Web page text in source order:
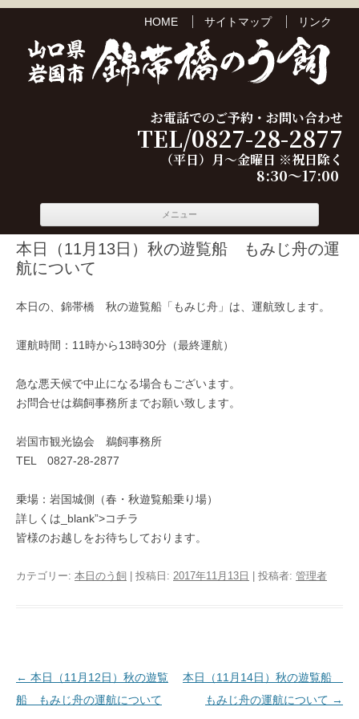
HOME サイトマップ リンク
お電話でのご予約・お問い合わせ
TEL/0827-28-2877
（平日）月～金曜日 ※祝日除く
8:30～17:00
メニュー
本日（11月13日）秋の遊覧船 もみじ舟の運
航について
本日の、錦帯橋 秋の遊覧船「もみじ舟」は、運航致します。
運航時間：11時から13時30分（最終運航）
急な悪天候で中止になる場合もございます。
お問合せは鵜飼事務所までお願い致します。
岩国市観光協会 鵜飼事務所
TEL 0827-28-2877
乗場：岩国城側（春・秋遊覧船乗り場）
詳しくは_blank”>コチラ
皆様のお越しをお待ちしております。
カテゴリー: 本日のう飼 | 投稿日: 2017年11月13日 投稿者: 管理者
投稿ナビゲーション
← 本日（11月12日）秋の遊覧
船 もみじ舟の運航について
本日（11月14日）秋の遊覧船
もみじ舟の運航について →